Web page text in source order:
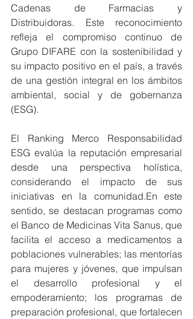
Cadenas de Farmacias y
Distribuidoras. Este reconocimiento
refleja el compromiso continuo de
Grupo DIFARE con la sostenibilidad y
su impacto positivo en el país, a través
de una gestión integral en los ámbitos
ambiental, social y de gobernanza
(ESG).
El Ranking Merco Responsabilidad
ESG evalúa la reputación empresarial
desde una perspectiva holística,
considerando el impacto de sus
iniciativas en la comunidad.En este
sentido, se destacan programas como
el Banco de Medicinas Vita Sanus, que
facilita el acceso a medicamentos a
poblaciones vulnerables; las mentorías
para mujeres y jóvenes, que impulsan
el desarrollo profesional y el
empoderamiento; los programas de
preparación profesional, que fortalecen